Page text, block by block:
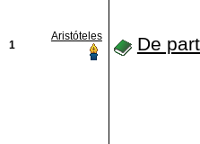
1
Aristóteles De